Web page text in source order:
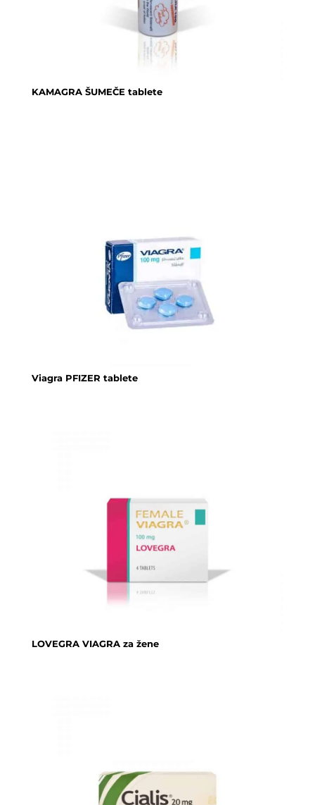
KAMAGRA ŠUMEČE tablete
Viagra PFIZER tablete
LOVEGRA VIAGRA za žene